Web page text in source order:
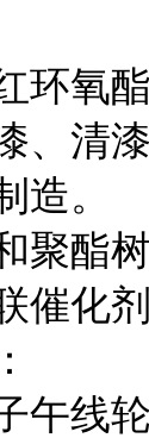
环氧
、清
造。
聚酯
催化剂
午线